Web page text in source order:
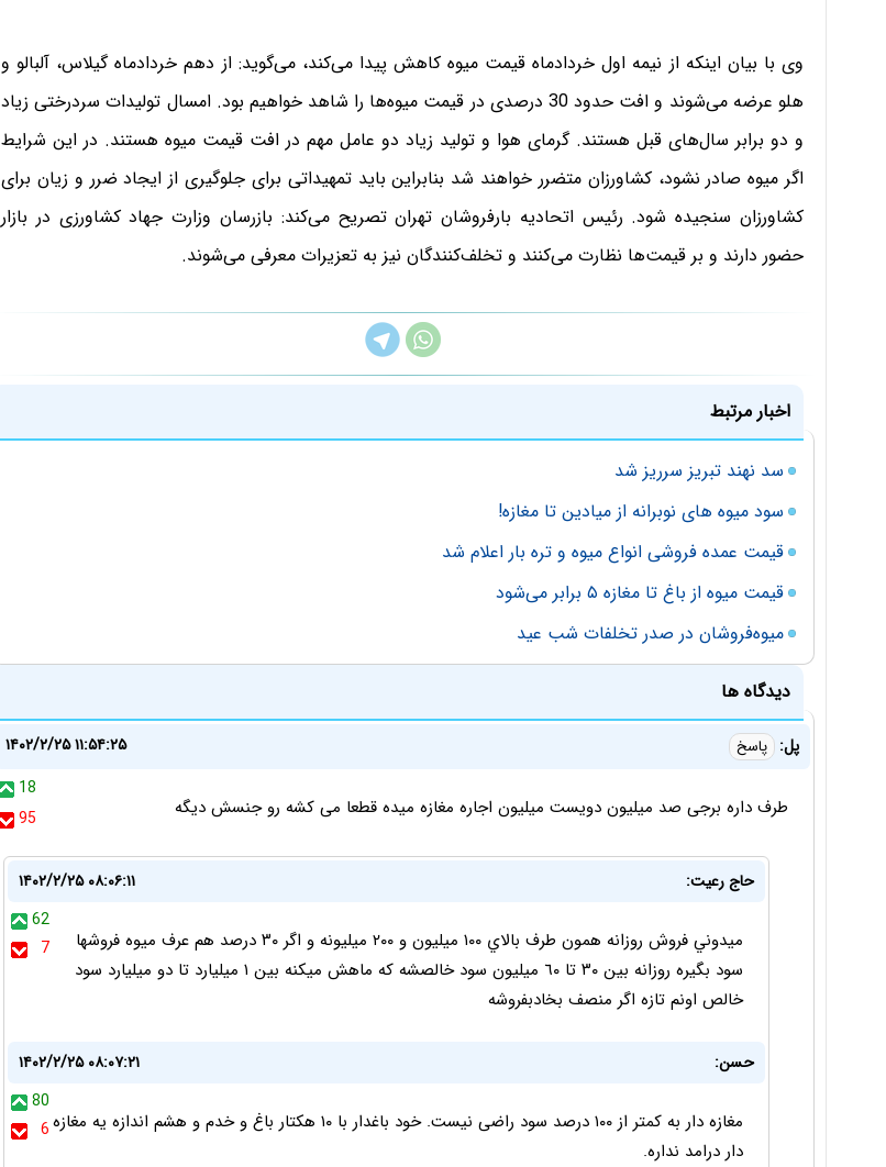
وی با بیان اینکه از نیمه اول خردادماه قیمت میوه کاهش پیدا می‌کند، می‌گوید: از دهم خردادماه گیلاس، آلبالو و
هلو عرضه می‌شوند و افت حدود 30 درصدی در قیمت میوه‌ها را شاهد خواهیم بود. امسال تولیدات سردرختی زیاد
و دو برابر سال‌های قبل هستند. گرمای هوا و تولید زیاد دو عامل مهم در افت قیمت میوه هستند. در این شرایط
اگر میوه صادر نشود، کشاورزان متضرر خواهند شد بنابراین باید تمهیداتی برای جلوگیری از ایجاد ضرر و زیان برای
کشاورزان سنجیده شود. رئیس اتحادیه بارفروشان تهران تصریح می‌کند: بازرسان وزارت جهاد کشاورزی در بازار
حضور دارند و بر قیمت‌ها نظارت می‌کنند و تخلف‌کنندگان نیز به تعزیرات معرفی می‌شوند.
اخبار مرتبط
سد نهند تبریز سرریز شد
سود میوه های نوبرانه از میادین تا مغازه!
قیمت عمده فروشی انواع میوه و تره بار اعلام شد
قیمت میوه از باغ تا مغازه ۵ برابر می‌شود
میوه‌فروشان در صدر تخلفات شب عید
دیدگاه ها
پل: پاسخ
۱۴۰۲/۲/۲۵ ۱۱:۵۴:۲۵
18
95
طرف داره برجی صد میلیون دویست میلیون اجاره مغازه میده قطعا می کشه رو جنسش دیگه
حاج رعيت:
۱۴۰۲/۲/۲۵ ۰۸:۰۶:۱۱
62
7
ميدوني فروش روزانه همون طرف بالاي ١٠٠ ميليون و ٢٠٠ ميليونه و اگر ٣٠ درصد هم عرف ميوه فروشها
سود بگيره روزانه بين ٣٠ تا ٦٠ ميليون سود خالصشه كه ماهش ميكنه بين ١ ميليارد تا دو ميليارد سود
خالص اونم تازه اگر منصف بخادبفروشه
حسن:
۱۴۰۲/۲/۲۵ ۰۸:۰۷:۲۱
80
6مغازه دار به کمتر از ۱۰۰ درصد سود راضی نیست. خود باغدار با ۱۰ هکتار باغ و خدم و هشم اندازه یه مغازه
دار درامد نداره.